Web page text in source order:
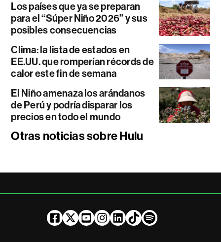
Los países que ya se preparan
para el “Súper Niño 2026” y sus
posibles consecuencias
Clima: la lista de estados en
EE.UU. que romperían récords de
calor este fin de semana
El Niño amenaza los arándanos
de Perú y podría disparar los
precios en todo el mundo
Otras noticias sobre Hulu